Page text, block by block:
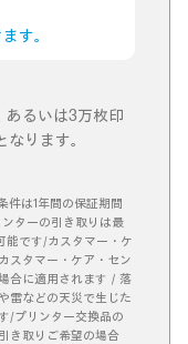
す。
あるいは3万枚印
ります。
件は1年間の保証期間
ターの引き取りは最
能です/カスタマー・ケ
スタマー・ケア・セン
合に適用されます／落
雷などの天災で生じた
/プリンター交換品の
き取りご希望の場合